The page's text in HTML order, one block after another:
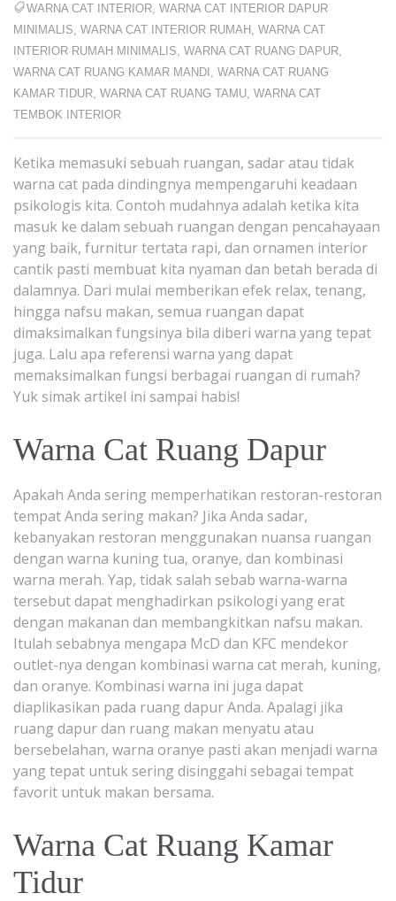
WARNA CAT INTERIOR WARNA CAT INTERIOR DAPUR
MINIMALIS WARNA CAT INTERIOR RUMAH WARNA CAT
INTERIOR RUMAH MINIMALIS WARNA CAT RUANG DAPUR
WARNA CAT RUANG KAMAR MANDI WARNA CAT RUANG
KAMAR TIDUR WARNA CAT RUANG TAMU WARNA CAT
TEMBOK INTERIOR
Ketika memasuki sebuah ruangan, sadar atau tidak
warna cat pada dindingnya mempengaruhi keadaan
psikologis kita. Contoh mudahnya adalah ketika kita
masuk ke dalam sebuah ruangan dengan pencahayaan
yang baik, furnitur tertata rapi, dan ornamen interior
cantik pasti membuat kita nyaman dan betah berada di
dalamnya. Dari mulai memberikan efek relax, tenang,
hingga nafsu makan, semua ruangan dapat
dimaksimalkan fungsinya bila diberi warna yang tepat
juga. Lalu apa referensi warna yang dapat
memaksimalkan fungsi berbagai ruangan di rumah?
Yuk simak artikel ini sampai habis!
Warna Cat Ruang Dapur
Apakah Anda sering memperhatikan restoran-restoran
tempat Anda sering makan? Jika Anda sadar,
kebanyakan restoran menggunakan nuansa ruangan
dengan warna kuning tua, oranye, dan kombinasi
warna merah. Yap, tidak salah sebab warna-warna
tersebut dapat menghadirkan psikologi yang erat
dengan makanan dan membangkitkan nafsu makan.
Itulah sebabnya mengapa McD dan KFC mendekor
outlet-nya dengan kombinasi warna cat merah, kuning,
dan oranye. Kombinasi warna ini juga dapat
diaplikasikan pada ruang dapur Anda. Apalagi jika
ruang dapur dan ruang makan menyatu atau
bersebelahan, warna oranye pasti akan menjadi warna
yang tepat untuk sering disinggahi sebagai tempat
favorit untuk makan bersama.
Warna Cat Ruang Kamar
Tidur